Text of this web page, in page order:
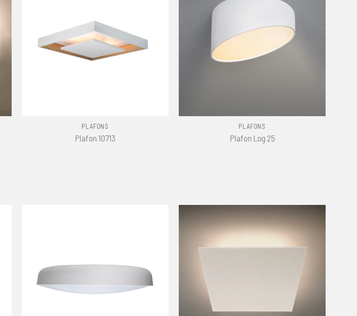
PLAFONS
Plafon 10713
PLAFONS
Plafon Log 25